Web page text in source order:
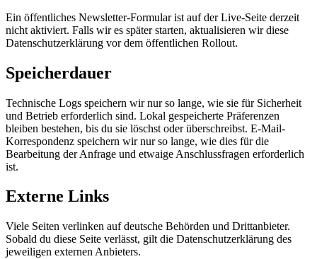
Ein öffentliches Newsletter-Formular ist auf der Live-Seite derzeit
nicht aktiviert. Falls wir es später starten, aktualisieren wir diese
Datenschutzerklärung vor dem öffentlichen Rollout.
Speicherdauer
Technische Logs speichern wir nur so lange, wie sie für Sicherheit
und Betrieb erforderlich sind. Lokal gespeicherte Präferenzen
bleiben bestehen, bis du sie löschst oder überschreibst. E-Mail-
Korrespondenz speichern wir nur so lange, wie dies für die
Bearbeitung der Anfrage und etwaige Anschlussfragen erforderlich
ist.
Externe Links
Viele Seiten verlinken auf deutsche Behörden und Drittanbieter.
Sobald du diese Seite verlässt, gilt die Datenschutzerklärung des
jeweiligen externen Anbieters.